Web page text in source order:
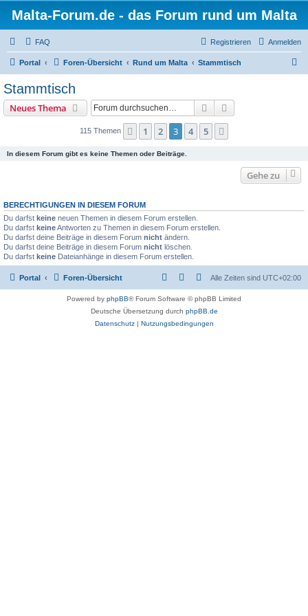
Malta-Forum.de - das Forum rund um Malta
FAQ Anmelden
Registrieren
Portal Foren-Übersicht Rund um Malta Stammtisch
Stammtisch
Neues Thema Suche
115 Themen Vorherige
1 2 3 4 5
In diesem Forum gibt es keine Themen oder Beiträge.
Gehe zu
BERECHTIGUNGEN IN DIESEM FORUM
Du darfst keine neuen Themen in diesem Forum erstellen.
Du darfst keineAntworten zu Themen in diesem Forum erstellen.
Du darfst deine Beiträge in diesem Forum nicht ändern.
Du darfst deine Beiträge in diesem Forum nicht löschen.
Du darfst keine Dateianhänge in diesem Forum erstellen.
Portal Foren-Übersicht Alle Zeiten sind UTC+02:00
Powered by phpBB® Forum Software © phpBB Limited
Deutsche Übersetzung durch phpBB.de
Datenschutz| Nutzungsbedingungen